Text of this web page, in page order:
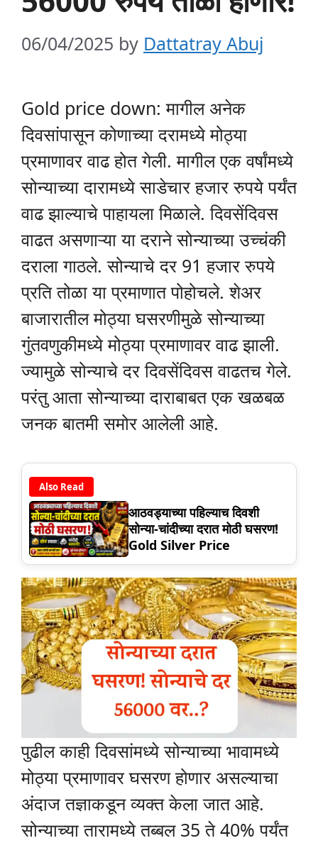
06/04/2025 by Dattatray Abuj
Gold price down: मागील अनेक
दिवसांपासून कोणाच्या दरामध्ये मोठ्या
प्रमाणावर वाढ होत गेली. मागील एक वर्षांमध्ये
सोन्याच्या दारामध्ये साडेचार हजार रुपये पर्यंत
वाढ झाल्याचे पाहायला मिळाले. दिवसेंदिवस
वाढत असणाऱ्या या दराने सोन्याच्या उच्चंकी
दराला गाठले. सोन्याचे दर 91 हजार रुपये
प्रति तोळा या प्रमाणात पोहोचले. शेअर
बाजारातील मोठ्या घसरणीमुळे सोन्याच्या
गुंतवणुकीमध्ये मोठ्या प्रमाणावर वाढ झाली.
ज्यामुळे सोन्याचे दर दिवसेंदिवस वाढतच गेले.
परंतु आता सोन्याच्या दाराबाबत एक खळबळ
जनक बातमी समोर आलेली आहे.
Also Read
आठवड्याच्या पहिल्याच दिवशी
सोन्या-चांदीच्या दरात मोठी घसरण!
Gold Silver Price
पुढील काही दिवसांमध्ये सोन्याच्या भावामध्ये
मोठ्या प्रमाणावर घसरण होणार असल्याचा
अंदाज तज्ञाकडून व्यक्त केला जात आहे.
सोन्याच्या तारामध्ये तब्बल 35 ते 40% पर्यंत